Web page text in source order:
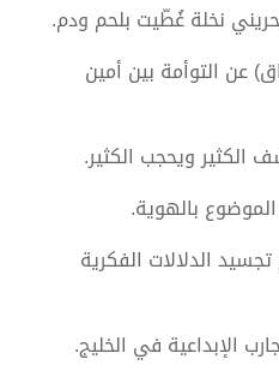
نخلة غُطّيت بلحم ودم.
عن التوأمة بين أمين
الكثير ويحجب الكثير.
بالهوية.
الدلالات الفكرية
الإبداعية في الخليج.